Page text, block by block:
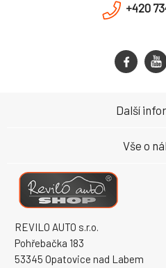
+420
REVILO AUTO s.r.o.
Pohřebačka 183
53345 Opatovice nad Labem
Další
Vše o